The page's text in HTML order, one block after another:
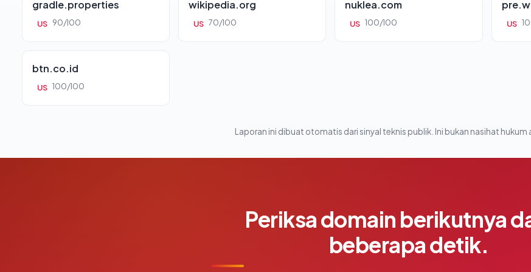
gradle.properties
US 90/100
wikipedia.org
US 70/100
nuklea.com
US 100/100 US
btn.co.id
US 100/100
Laporan ini dibuat otomatis dari sinyal teknis publik. Ini bukan nasihat hukum
Periksa domain berikutnya
beberapa detik.